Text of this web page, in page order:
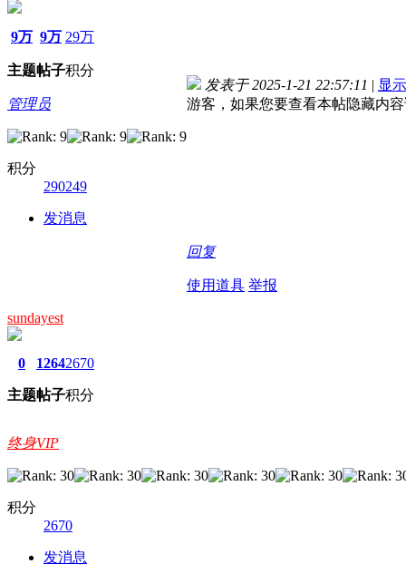
9万
主题
9万
帖子
29万
积分
管理员
积分
290249
发消息
发表于 2025-1-21 22:57:11 | 显
游客，如果您要查看本帖隐藏内
回复
使用道具 举报
sundayest
0
主题
1264
帖子
2670
积分
终身VIP
积分
2670
发消息